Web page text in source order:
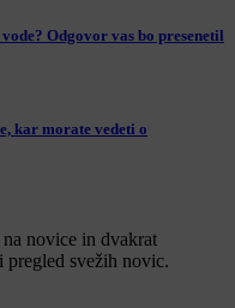
Odgovor vas bo presenetil
kar morate vedeti o
novice in dvakrat
pregled svežih novic.